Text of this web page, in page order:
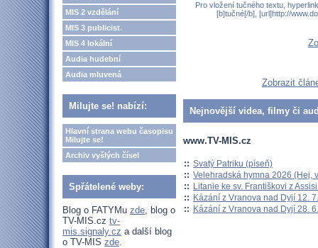
MIS 2 vzdělání
MIS 3 publicist.
MIS 4 lokální
Audia hudební
Audia mluvená
Milujte se! nabízí:
Hlavní strana webu časopisu
Milujte se!
Archiv vyšlých čísel
Spřátelené weby:
Blog o FATYMu zde, blog o
TV-MIS.cz tv-
mis.signaly.cz a další blog
o TV-MIS zde.
Pro vložení tučného textu,
[b]tučné[/b], [url]http://
Zobrazit
Nejnovější videa, filmy či
www.TV-MIS.cz
:: Svatý Patriku (píseň)
:: Velehradská hymna 2026 (Hej,
:: Litanie ke sv. Františkovi z
:: Kázání z Vranova nad Dyjí 12.
:: Kázání z Vranova nad Dyjí 28.